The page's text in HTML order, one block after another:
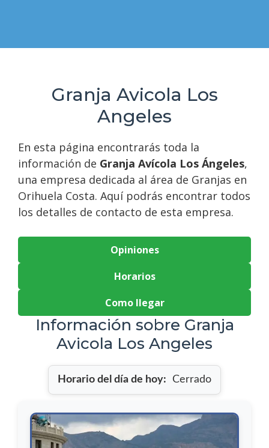
Granja Avicola Los
Angeles
En esta página encontrarás toda la
información de Granja Avícola Los Ángeles,
una empresa dedicada al área de Granjas en
Orihuela Costa. Aquí podrás encontrar todos
los detalles de contacto de esta empresa.
Opiniones
Horarios
Como llegar
Información sobre Granja
Avicola Los Angeles
Horario del día de hoy: Cerrado